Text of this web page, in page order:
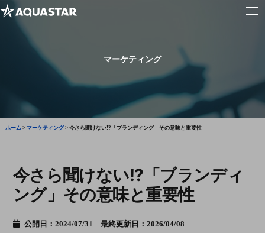
マーケティング
ホーム> マーケティング> 今さら聞けない!?「ブランディング」その意味と重要性
今さら聞けない!?「ブランディ
ング」その意味と重要性
公開日：2024/07/31 最終更新日：2026/04/08